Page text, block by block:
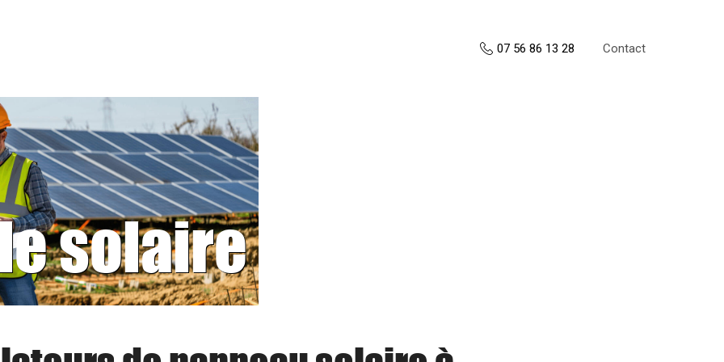
07 56 86 13 28 Contact
solaire